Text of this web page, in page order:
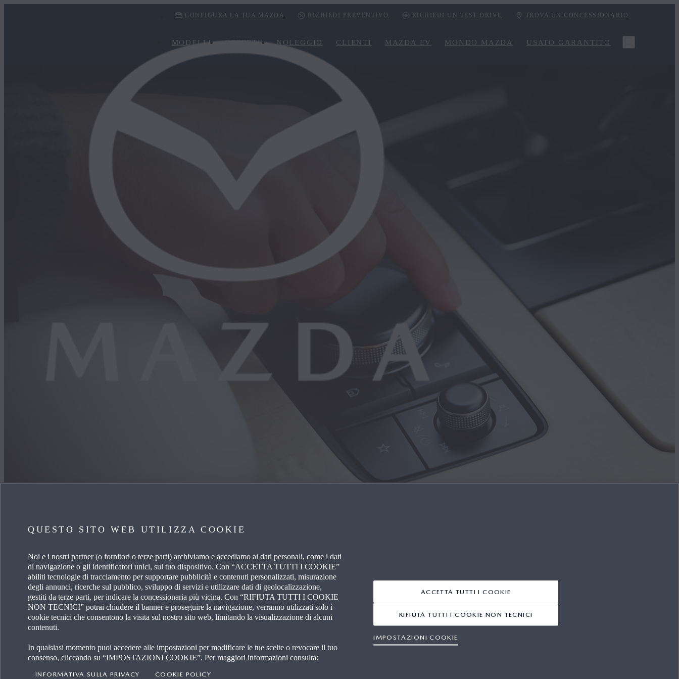
CONFIGURA LA TUA MAZDA RICHIEDI PREVENTIVO RICHIEDI UN TEST DRIVE TROVA UN CONCESSIONARIO
MODELLI OFFERTE NOLEGGIO CLIENTI MAZDA EV MONDO MAZDA USATO GARANTITO
Tutto sulla tua auto
APPROFONDISCI
ACCESSORI ORIGINALI
SCOPRI DI PIÙ
LAVORA CON NOI
QUESTO SITO WEB UTILIZZA COOKIE
Noi e i nostri partner (o fornitori o terze parti) archiviamo e accediamo ai dati personali, come i dati
di navigazione o gli identificatori unici, sul tuo dispositivo. Con “ACCETTA TUTTI I COOKIE”
abiliti tecnologie di tracciamento per supportare pubblicità e contenuti personalizzati, misurazione
degli annunci, ricerche sul pubblico, sviluppo di servizi e utilizzare dati di geolocalizzazione,
gestiti da terze parti, per indicare la concessionaria più vicina. Con “RIFIUTA TUTTI I COOKIE
NON TECNICI” potrai chiudere il banner e proseguire la navigazione, verranno utilizzati solo i
cookie tecnici che consentono la visita sul nostro sito web, limitando la visualizzazione di alcuni
contenuti.
In qualsiasi momento puoi accedere alle impostazioni per modificare le tue scelte o revocare il tuo
consenso, cliccando su “IMPOSTAZIONI COOKIE”. Per maggiori informazioni consulta:
INFORMATIVA SULLA PRIVACY COOKIE POLICY
IMPOSTAZIONI COOKIE
RIFIUTA TUTTI I COOKIE NON TECNICI
ACCETTA TUTTI I COOKIE